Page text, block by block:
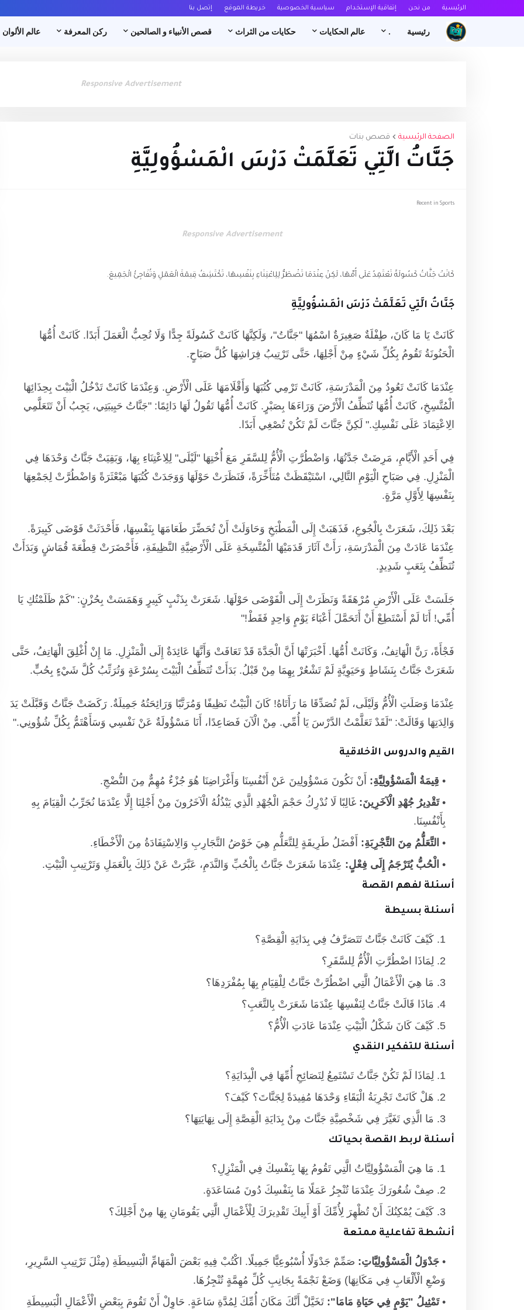
الرئيسية من نحن إتفاقية الإستخدام سياسية الخصوصية خريطة الموقع إتصل بنا
رئيسية . عالم الحكايات حكايات من الثراث قصص الأنبياء و الصالحين ركن المعرفة عالم الألوان
Responsive Advertisement
الصفحة الرئيسية قصص بنات
جَنَّاتُ الَّتِي تَعَلَّمَتْ دَرْسَ الْمَسْؤُولِيَّةِ
Recent in Sports
Responsive Advertisement
كَانَتْ جَنَّاتُ كَسُولَةً تَعْتَمِدُ عَلَى أُمِّهَا، لَكِنْ عِنْدَمَا تَضْطَرُّ لِلِاعْتِنَاءِ بِنَفْسِهَا، تَكْتَشِفُ قِيمَةَ الْعَمَلِ وَتُفَاجِئُ الْجَمِيعَ.
جَنَّاتُ الَّتِي تَعَلَّمَتْ دَرْسَ الْمَسْؤُولِيَّةِ
كَانَتْ يَا مَا كَانَ، طِفْلَةٌ صَغِيرَةٌ اسْمُهَا "جَنَّاتُ"، وَلَكِنَّهَا كَانَتْ كَسُولَةً جِدًّا وَلَا تُحِبُّ الْعَمَلَ أَبَدًا. كَانَتْ أُمُّهَا
الْحَنُونَةُ تَقُومُ بِكُلِّ شَيْءٍ مِنْ أَجْلِهَا، حَتَّى تَرْتِيبُ فِرَاشِهَا كُلَّ صَبَاحٍ.
عِنْدَمَا كَانَتْ تَعُودُ مِنَ الْمَدْرَسَةِ، كَانَتْ تَرْمِي كُتُبَهَا وَأَقْلَامَهَا عَلَى الْأَرْضِ. وَعِنْدَمَا كَانَتْ تَدْخُلُ الْبَيْتَ بِحِذَائِهَا
الْمُتَّسِخِ، كَانَتْ أُمُّهَا تُنَظِّفُ الْأَرْضَ وَرَاءَهَا بِصَبْرٍ. كَانَتْ أُمُّهَا تَقُولُ لَهَا دَائِمًا: "جَنَّاتُ حَبِيبَتِي، يَجِبُ أَنْ تَتَعَلَّمِي
الِاعْتِمَادَ عَلَى نَفْسِكِ." لَكِنَّ جَنَّاتَ لَمْ تَكُنْ تُصْغِي أَبَدًا.
فِي أَحَدِ الْأَيَّامِ، مَرِضَتْ جَدَّتُهَا، وَاضْطُرَّتِ الْأُمُّ لِلسَّفَرِ مَعَ أُخْتِهَا "لَيْلَى" لِلِاعْتِنَاءِ بِهَا، وَبَقِيَتْ جَنَّاتُ وَحْدَهَا فِي
الْمَنْزِلِ. فِي صَبَاحِ الْيَوْمِ التَّالِي، اسْتَيْقَظَتْ مُتَأَخِّرَةً، فَنَظَرَتْ حَوْلَهَا وَوَجَدَتْ كُتُبَهَا مَبْعْثَرَةً وَاضْطُرَّتْ لِجَمْعِهَا
بِنَفْسِهَا لِأَوَّلِ مَرَّةٍ.
بَعْدَ ذَلِكَ، شَعَرَتْ بِالْجُوعِ، فَذَهَبَتْ إِلَى الْمَطْبَخِ وَحَاوَلَتْ أَنْ تُحَضِّرَ طَعَامَهَا بِنَفْسِهَا، فَأَحْدَثَتْ فَوْضَى كَبِيرَةً.
عِنْدَمَا عَادَتْ مِنَ الْمَدْرَسَةِ، رَأَتْ آثَارَ قَدَمَيْهَا الْمُتَّسِخَةِ عَلَى الْأَرْضِيَّةِ النَّظِيفَةِ، فَأَحْضَرَتْ قِطْعَةَ قُمَاشٍ وَبَدَأَتْ
تُنَظِّفُ بِتَعَبٍ شَدِيدٍ.
جَلَسَتْ عَلَى الْأَرْضِ مُرْهَقَةً وَنَظَرَتْ إِلَى الْفَوْضَى حَوْلَهَا. شَعَرَتْ بِذَنْبٍ كَبِيرٍ وَهَمَسَتْ بِحُزْنٍ: "كَمْ ظَلَمْتُكِ يَا
أُمِّي! أَنَا لَمْ أَسْتَطِعْ أَنْ أَتَحَمَّلَ أَعْبَاءَ يَوْمٍ وَاحِدٍ فَقَطْ!"
فَجْأَةً، رَنَّ الْهَاتِفُ، وَكَانَتْ أُمُّهَا. أَخْبَرَتْهَا أَنَّ الْجَدَّةَ قَدْ تَعَافَتْ وَأَنَّهَا عَائِدَةٌ إِلَى الْمَنْزِلِ. مَا إِنْ أُغْلِقَ الْهَاتِفُ، حَتَّى
شَعَرَتْ جَنَّاتُ بِنَشَاطٍ وَحَيَوِيَّةٍ لَمْ تَشْعُرْ بِهِمَا مِنْ قَبْلُ. بَدَأَتْ تُنَظِّفُ الْبَيْتَ بِسُرْعَةٍ وَتُرَتِّبُ كُلَّ شَيْءٍ بِحُبٍّ.
عِنْدَمَا وَصَلَتِ الْأُمُّ وَلَيْلَى، لَمْ تُصَدِّقَا مَا رَأَتَاهُ! كَانَ الْبَيْتُ نَظِيفًا وَمُرَتَّبًا وَرَائِحَتُهُ جَمِيلَةٌ. رَكَضَتْ جَنَّاتُ وَقَبَّلَتْ يَدَ
وَالِدَتِهَا وَقَالَتْ: "لَقَدْ تَعَلَّمْتُ الدَّرْسَ يَا أُمِّي. مِنْ الْآنَ فَصَاعِدًا، أَنَا مَسْؤُولَةٌ عَنْ نَفْسِي وَسَأَهْتَمُّ بِكُلِّ شُؤُونِي."
القيم والدروس الأخلاقية
قِيمَةُ الْمَسْؤُولِيَّةِ: أَنْ نَكُونَ مَسْؤُولِينَ عَنْ أَنْفُسِنَا وَأَغْرَاضِنَا هُوَ جُزْءٌ مُهِمٌّ مِنَ النُّضْجِ.
تَقْدِيرُ جُهْدِ الْآخَرِينَ: غَالِبًا لَا نُدْرِكُ حَجْمَ الْجُهْدِ الَّذِي يَبْذُلُهُ الْآخَرُونَ مِنْ أَجْلِنَا إِلَّا عِنْدَمَا نُجَرِّبُ الْقِيَامَ بِهِ
بِأَنْفُسِنَا.
التَّعَلُّمُ مِنَ التَّجْرِبَةِ: أَفْضَلُ طَرِيقَةٍ لِلتَّعَلُّمِ هِيَ خَوْضُ التَّجَارِبِ وَالِاسْتِفَادَةُ مِنَ الْأَخْطَاءِ.
الْحُبُّ يُتَرْجَمُ إِلَى فِعْلٍ: عِنْدَمَا شَعَرَتْ جَنَّاتُ بِالْحُبِّ وَالنَّدَمِ، عَبَّرَتْ عَنْ ذَلِكَ بِالْعَمَلِ وَتَرْتِيبِ الْبَيْتِ.
أسئلة لفهم القصة
أسئلة بسيطة
كَيْفَ كَانَتْ جَنَّاتُ تَتَصَرَّفُ فِي بِدَايَةِ الْقِصَّةِ؟
لِمَاذَا اضْطُرَّتِ الْأُمُّ لِلسَّفَرِ؟
مَا هِيَ الْأَعْمَالُ الَّتِي اضْطُرَّتْ جَنَّاتُ لِلْقِيَامِ بِهَا بِمُفْرَدِهَا؟
مَاذَا قَالَتْ جَنَّاتُ لِنَفْسِهَا عِنْدَمَا شَعَرَتْ بِالتَّعَبِ؟
كَيْفَ كَانَ شَكْلُ الْبَيْتِ عِنْدَمَا عَادَتِ الْأُمُّ؟
أسئلة للتفكير النقدي
لِمَاذَا لَمْ تَكُنْ جَنَّاتُ تَسْتَمِعُ لِنَصَائِحِ أُمِّهَا فِي الْبِدَايَةِ؟
هَلْ كَانَتْ تَجْرِبَةُ الْبَقَاءِ وَحْدَهَا مُفِيدَةً لِجَنَّاتَ؟ كَيْفَ؟
مَا الَّذِي تَغَيَّرَ فِي شَخْصِيَّةِ جَنَّاتَ مِنْ بِدَايَةِ الْقِصَّةِ إِلَى نِهَايَتِهَا؟
أسئلة لربط القصة بحياتك
مَا هِيَ الْمَسْؤُولِيَّاتُ الَّتِي تَقُومُ بِهَا بِنَفْسِكَ فِي الْمَنْزِلِ؟
صِفْ شُعُورَكَ عِنْدَمَا تُنْجِزُ عَمَلًا مَا بِنَفْسِكَ دُونَ مُسَاعَدَةٍ.
كَيْفَ يُمْكِنُكَ أَنْ تُظْهِرَ لِأُمِّكَ أَوْ أَبِيكَ تَقْدِيرَكَ لِلْأَعْمَالِ الَّتِي يَقُومَانِ بِهَا مِنْ أَجْلِكَ؟
أنشطة تفاعلية ممتعة
جَدْوَلُ الْمَسْؤُولِيَّاتِ: صَمِّمْ جَدْوَلًا أُسْبُوعِيًّا جَمِيلًا. اكْتُبْ فِيهِ بَعْضَ الْمَهَامِّ الْبَسِيطَةِ (مِثْلَ تَرْتِيبِ السَّرِيرِ،
وَضْعِ الْأَلْعَابِ فِي مَكَانِهَا) وَضَعْ نَجْمَةً بِجَانِبِ كُلِّ مُهِمَّةٍ تُنْجِزُهَا.
تَمْثِيلُ "يَوْمٍ فِي حَيَاةِ مَامَا": تَخَيَّلْ أَنَّكَ مَكَانَ أُمِّكَ لِمُدَّةِ سَاعَةٍ. حَاوِلْ أَنْ تَقُومَ بِبَعْضِ الْأَعْمَالِ الْبَسِيطَةِ